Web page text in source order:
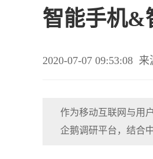
智能手机&
2020-07-07 09:53:08 来
作为移动互联网与用
企鹅调研平台，结合